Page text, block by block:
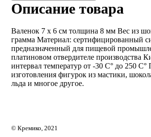
Описание товара
Валенок 7 х 6 см толщина 8 мм Вес из
грамма Материал: сертифицированный
предназначенный для пищевой
платиновом отвердителе производства
интервал температур от -30 С° до 250 С°
изготовления фигурок из мастики,
льда и многое другое.
© Кремико, 2021